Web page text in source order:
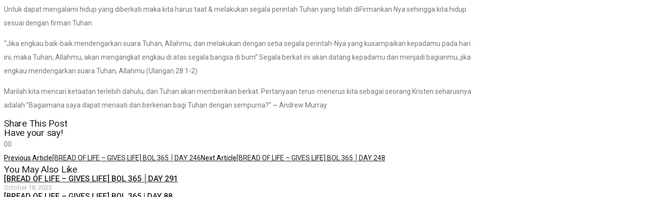
Untuk dapat mengalami hidup yang diberkati maka kita harus taat & melakukan segala perintah Tuhan yang telah diFirmankan Nya sehingga kita hidup
sesuai dengan firman Tuhan.
“Jika engkau baik-baik mendengarkan suara Tuhan, Allahmu, dan melakukan dengan setia segala perintah-Nya yang kusampaikan kepadamu pada hari
ini, maka Tuhan, Allahmu, akan mengangkat engkau di atas segala bangsa di bum” Segala berkat ini akan datang kepadamu dan menjadi bagianmu, jika
engkau mendengarkan suara Tuhan, Allahmu (Ulangan 28:1-2)
Marilah kita mencari ketaatan terlebih dahulu, dan Tuhan akan memberikan berkat. Pertanyaan terus-menerus kita sebagai seorang Kristen seharusnya
adalah ”Bagaimana saya dapat menaati dan berkenan bagi Tuhan dengan sempurna?” ~ Andrew Murray
Share This Post
Have your say!
00
Previous Article[BREAD OF LIFE – GIVES LIFE] BOL 365 │DAY 246Next Article[BREAD OF LIFE – GIVES LIFE] BOL 365 │DAY 248
You May Also Like
[BREAD OF LIFE – GIVES LIFE] BOL 365 │DAY 291
October 18, 2023